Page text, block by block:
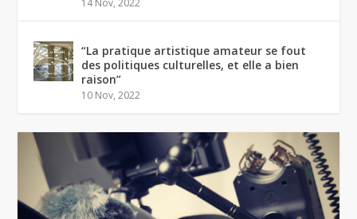
“La pratique artistique amateur se fout
des politiques culturelles, et elle a bien
raison”
10 Nov, 2022